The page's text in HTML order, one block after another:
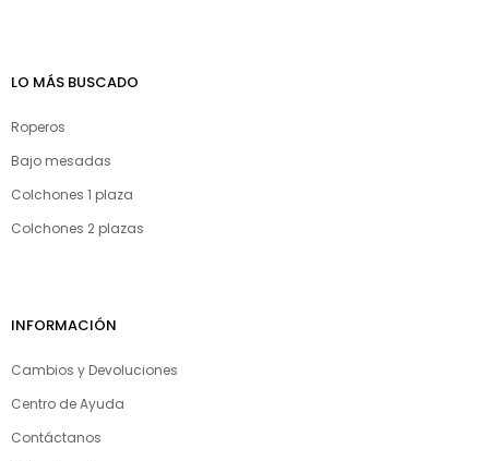
LO MÁS BUSCADO
Roperos
Bajo mesadas
Colchones 1 plaza
Colchones 2 plazas
INFORMACIÓN
Cambios y Devoluciones
Centro de Ayuda
Contáctanos